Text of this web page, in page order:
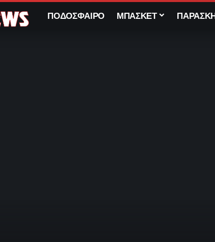
ΠΟΔΟΣΦΑΙΡΟ ΜΠΑΣΚΕΤ